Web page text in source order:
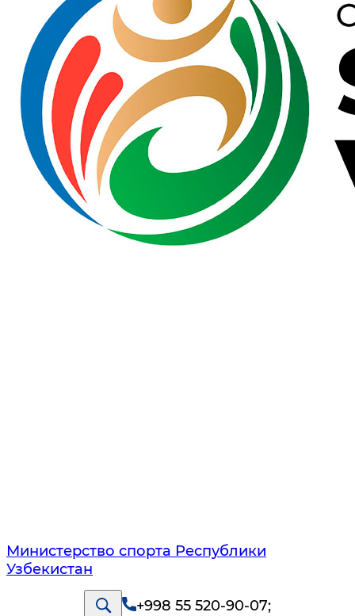
Министерство спорта Республики
Узбекистан
+998 55 520-90-07;